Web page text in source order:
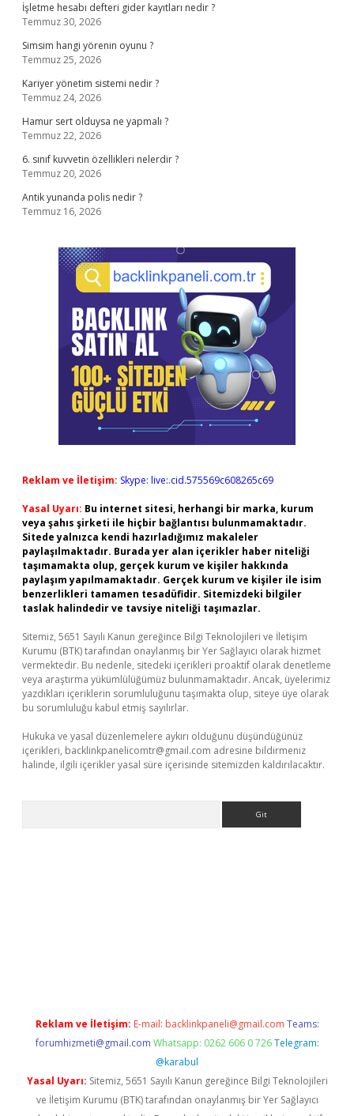
İşletme hesabı defteri gider kayıtları nedir ?
Temmuz 30, 2026
Simsim hangi yörenin oyunu ?
Temmuz 25, 2026
Kariyer yönetim sistemi nedir ?
Temmuz 24, 2026
Hamur sert olduysa ne yapmalı ?
Temmuz 22, 2026
6. sınıf kuvvetin özellikleri nelerdir ?
Temmuz 20, 2026
Antik yunanda polis nedir ?
Temmuz 16, 2026
Reklam ve İletişim: Skype: live:.cid.575569c608265c69
Yasal Uyarı: Bu internet sitesi, herhangi bir marka, kurum
veya şahıs şirketi ile hiçbir bağlantısı bulunmamaktadır.
Sitede yalnızca kendi hazırladığımız makaleler
paylaşılmaktadır. Burada yer alan içerikler haber niteliği
taşımamakta olup, gerçek kurum ve kişiler hakkında
paylaşım yapılmamaktadır. Gerçek kurum ve kişiler ile isim
benzerlikleri tamamen tesadüfidir. Sitemizdeki bilgiler
taslak halindedir ve tavsiye niteliği taşımazlar.
Sitemiz, 5651 Sayılı Kanun gereğince Bilgi Teknolojileri ve İletişim
Kurumu (BTK) tarafından onaylanmış bir Yer Sağlayıcı olarak hizmet
vermektedir. Bu nedenle, sitedeki içerikleri proaktif olarak denetleme
veya araştırma yükümlülüğümüz bulunmamaktadır. Ancak, üyelerimiz
yazdıkları içeriklerin sorumluluğunu taşımakta olup, siteye üye olarak
bu sorumluluğu kabul etmiş sayılırlar.
Hukuka ve yasal düzenlemelere aykırı olduğunu düşündüğünüz
içerikleri, backlinkpanelicomtr@gmail.com adresine bildirmeniz
halinde, ilgili içerikler yasal süre içerisinde sitemizden kaldırılacaktır.
Reklam ve İletişim: E-mail: backlinkpaneli@gmail.com Teams:
forumhizmeti@gmail.com Whatsapp: 0262 606 0 726 Telegram:
@karabul
Yasal Uyarı: Sitemiz, 5651 Sayılı Kanun gereğince Bilgi Teknolojileri
ve İletişim Kurumu (BTK) tarafından onaylanmış bir Yer Sağlayıcı